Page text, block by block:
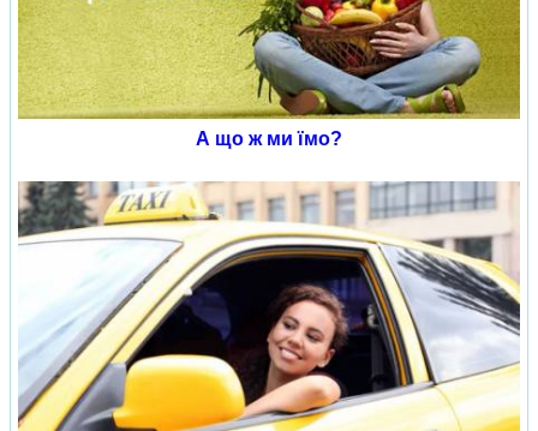
А що ж ми їмо?